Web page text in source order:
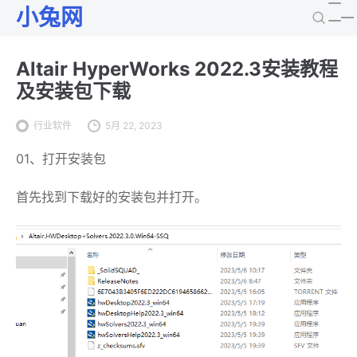
小兔网
Altair HyperWorks 2022.3安装教程
及安装包下载
行业软件 5月 22, 2023
01、打开安装包
首先找到下载好的安装包并打开。